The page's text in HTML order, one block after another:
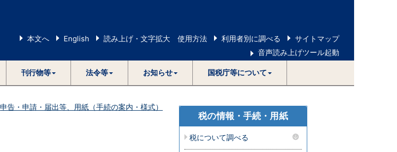
本文へ English 読み上げ・文字拡大 使用方法 利用者別に調べる
サイトマップ
音声読み上げツール起動
刊行物等 法令等 お知らせ 国税庁等について
申告・申請・届出等、用紙（手続の案内・様式）
税の情報・手続・用紙
税について調べる